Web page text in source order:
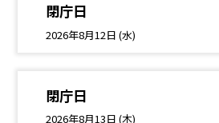
閉庁日
2026年8月12日 (水)
閉庁日
2026年8月13日 (木)